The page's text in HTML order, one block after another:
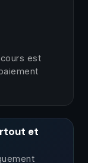
est
et